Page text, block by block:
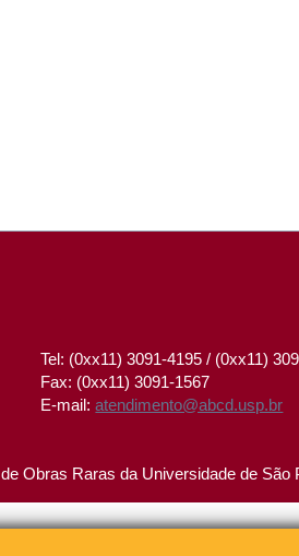
Tel: (0xx11) 3091-4195 / (0xx11)
Fax: (0xx11) 3091-1567
E-mail:atendimento@abcd.usp.br
Obras Raras da Universidade de São